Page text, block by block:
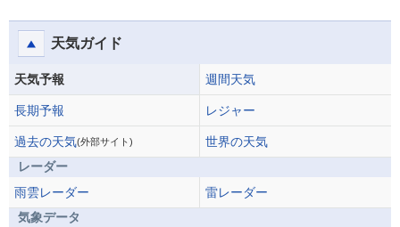
天気ガイド
天気予報 週間天気
長期予報 レジャー
過去の天気(外部サイト)
世界の天気
レーダー
雨雲レーダー
雷レーダー
気象データ